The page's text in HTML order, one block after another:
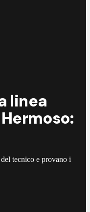
linea
tecnico e provano i